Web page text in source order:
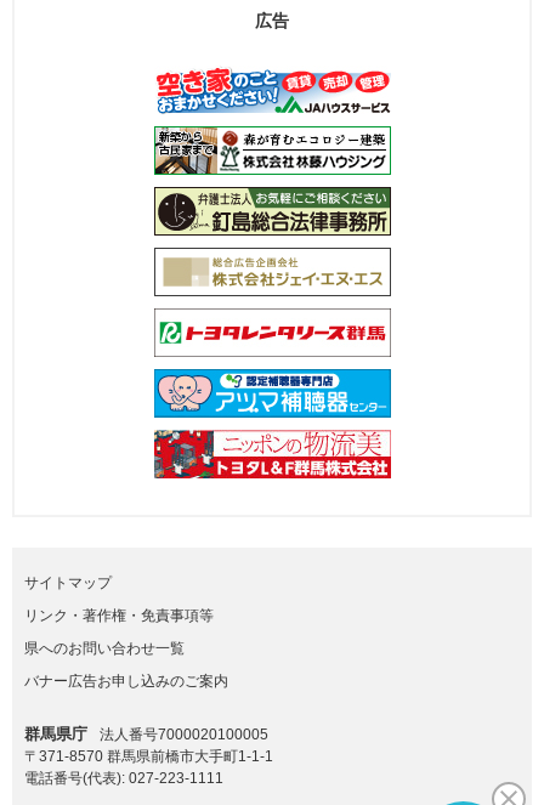
広告
サイトマップ
リンク・著作権・免責事項等
県へのお問い合わせ一覧
バナー広告お申し込みのご案内
群馬県庁
法人番号7000020100005
〒371-8570 群馬県前橋市大手町1-1-1
電話番号(代表): 027-223-1111